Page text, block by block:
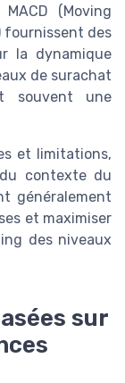
(Moving
fournissent des
la dynamique
de surachat
souvent une
et limitations,
contexte du
généralement
et maximiser
des niveaux
sur